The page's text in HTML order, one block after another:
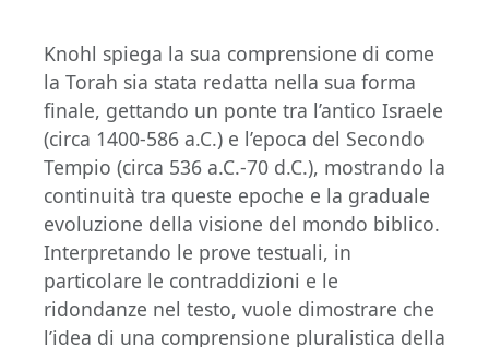
Knohl spiega la sua comprensione di come
la Torah sia stata redatta nella sua forma
finale, gettando un ponte tra l’antico Israele
(circa 1400-586 a.C.) e l’epoca del Secondo
Tempio (circa 536 a.C.-70 d.C.), mostrando la
continuità tra queste epoche e la graduale
evoluzione della visione del mondo biblico.
Interpretando le prove testuali, in
particolare le contraddizioni e le
ridondanze nel testo, vuole dimostrare che
l’idea di una comprensione pluralistica della